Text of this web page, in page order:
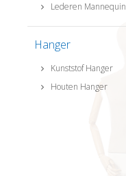
Lederen Mannequin
Hanger
Kunststof Hanger
Houten Hanger